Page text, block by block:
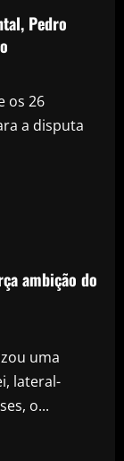
Pedro
os 26
a disputa
ambição do
uma
lateral-
o...